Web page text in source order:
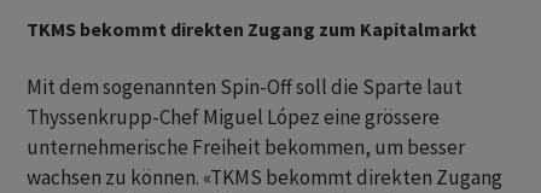
TKMS bekommt direkten Zugang zum Kapitalmarkt
Mit dem sogenannten Spin-Off soll die Sparte laut
Thyssenkrupp-Chef Miguel López eine grössere
unternehmerische Freiheit bekommen, um besser
wachsen zu können. «TKMS bekommt direkten Zugang